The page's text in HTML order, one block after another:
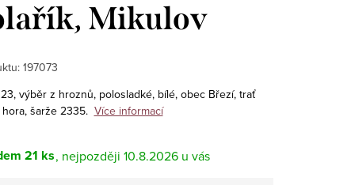
Mikulov
197073
výběr z hroznů, polosladké, bílé, obec Březí, trať
šarže 2335. Více informací
21 ks 10.8.2026